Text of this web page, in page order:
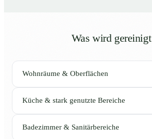
Was wird gereinigt
Wohnräume & Oberflächen
Küche & stark genutzte Bereiche
Badezimmer & Sanitärbereiche